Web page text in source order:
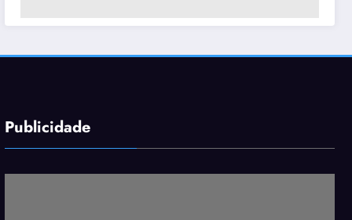
Publicidade